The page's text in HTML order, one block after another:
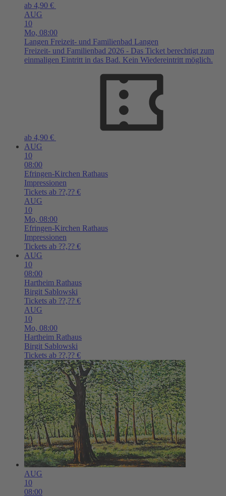
ab 4,90 €
AUG
10
Mo, 08:00
Langen Freizeit- und Familienbad Langen
Freizeit- und Familienbad 2026 - Das Ticket berechtigt zum
einmaligen Eintritt in das Bad. Kein Wiedereintritt möglich.
ab 4,90 €
AUG
10
08:00
Efringen-Kirchen Rathaus
Impressionen
Tickets ab ??,?? €
AUG
10
Mo, 08:00
Efringen-Kirchen Rathaus
Impressionen
Tickets ab ??,?? €
AUG
10
08:00
Hartheim Rathaus
Birgit Sablowski
Tickets ab ??,?? €
AUG
10
Mo, 08:00
Hartheim Rathaus
Birgit Sablowski
Tickets ab ??,?? €
AUG
10
08:00